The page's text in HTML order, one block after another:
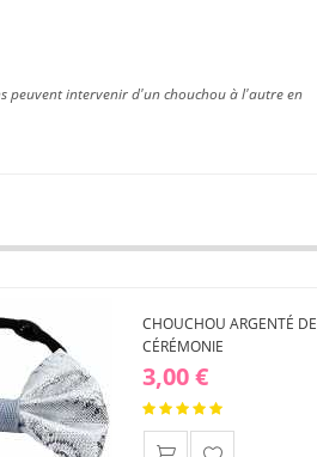
peuvent intervenir d'un chouchou à l'autre en
CHOUCHOU ARGENTÉ DE
CÉRÉMONIE
3,00 €